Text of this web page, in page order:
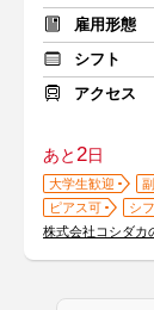
雇用形態
シフト
アクセス
あと2日
大学生歓迎
ピアス可
シ
株式会社コシダカ